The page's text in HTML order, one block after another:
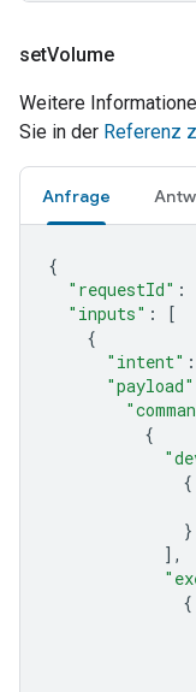
setVolume
Weitere
Sie in der Referenz
Anfrage
{
"requestId" :
"inputs" :
[
{
"intent" :
"payload"
{
{
}
],
{